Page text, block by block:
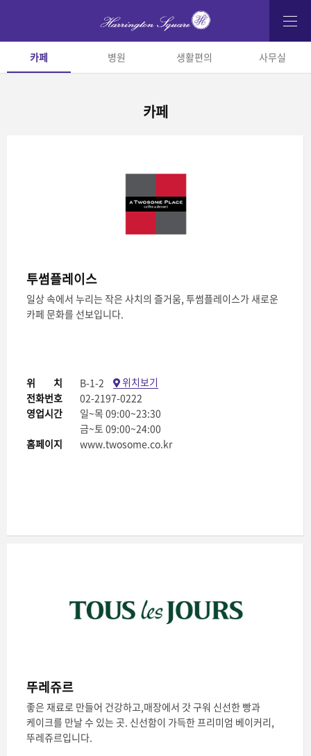
카페 병원 생활편의 사무실
카페
투썸플레이스
일상 속에서 누리는 작은 사치의 즐거움, 투썸플레이스가 새로운
카페 문화를 선보입니다.
위치 B-1-2
위치보기
전화번호
02-2197-0222
영업시간
일~목 09:00~23:30
금~토 09:00~24:00
홈페이지
www.twosome.co.kr
뚜레쥬르
좋은 재료로 만들어 건강하고,매장에서 갓 구워 신선한 빵과
케이크를 만날 수 있는 곳. 신선함이 가득한 프리미엄 베이커리,
뚜레쥬르입니다.